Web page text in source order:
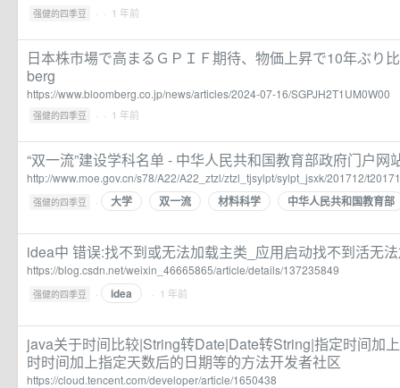
强健的四季豆 · · 1 年前
日本株市場で高まるＧＰＩＦ期待、物価上昇で10年ぶり
berg
https://www.bloomberg.co.jp/news/articles/2024-07-16/SGPJH2T1UM0W00
强健的四季豆 · · 1 年前
“双一流”建设学科名单 - 中华人民共和国教育部政府门户网
http://www.moe.gov.cn/s78/A22/A22_ztzl/ztzl_tjsylpt/sylpt_jsxk/201712/
强健的四季豆 · 大学 双一流 材料科学 中华人民共和国教育部
idea中 错误:找不到或无法加载主类_应用启动找不到活无
https://blog.csdn.net/weixin_46665865/article/details/137235849
强健的四季豆 · idea · 1 年前
java关于时间比较|String转Date|Date转String|指定时间加
时时间加上指定天数后的日期等的方法开发者社区
https://cloud.tencent.com/developer/article/1650438